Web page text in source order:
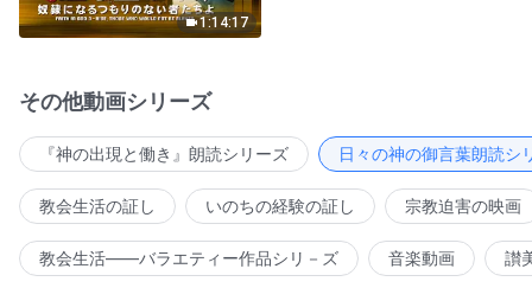
1:14:17
その他動画シリーズ
『神の出現と働き』朗読シリーズ 日々の神の御言葉朗読シ
教会生活の証し いのちの経験の証し 宗教迫害の映画
教会生活――バラエティー作品シリ－ズ 音楽動画 讃